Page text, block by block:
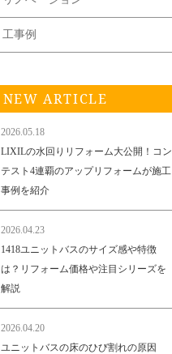
工事例
NEW ARTICLE
2026.05.18
LIXILの水回りリフォーム大公開！コン
テスト4連覇のアップリフォームが施工
事例を紹介
2026.04.23
1418ユニットバスのサイズ感や特徴
は？リフォーム価格や注目シリーズを
解説
2026.04.20
ユニットバスの床のひび割れの原因